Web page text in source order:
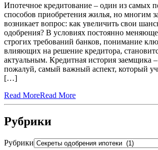
Ипотечное кредитование – один из самых
способов приобретения жилья, но многим
возникает вопрос: как увеличить свои
одобрения? В условиях постоянно
строгих требований банков, понимание
влияющих на решение кредитора,
актуальным. Кредитная история заемщика
пожалуй, самый важный аспект, который
[…]
Read MoreRead More
Рубрики
Рубрики